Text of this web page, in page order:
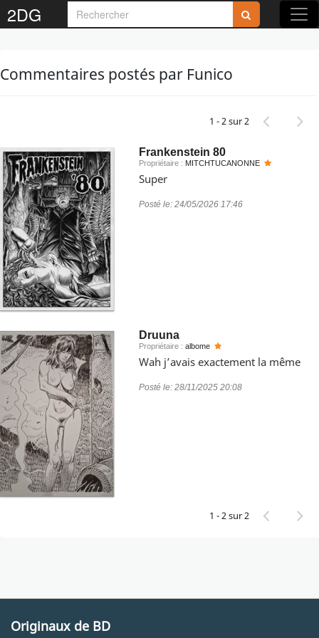
2DG
Commentaires postés par Funico
1 - 2 sur 2
Frankenstein 80
Propriétaire : MITCHTUCANONNE
Super
Posté le: 24/05/2026 17:46
Druuna
Propriétaire : albome
Wah j’avais exactement la même
Posté le: 28/11/2025 20:08
1 - 2 sur 2
Originaux de BD